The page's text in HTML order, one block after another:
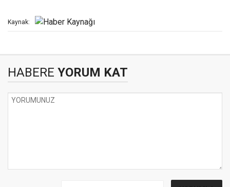
Kaynak:
HABERE YORUM KAT